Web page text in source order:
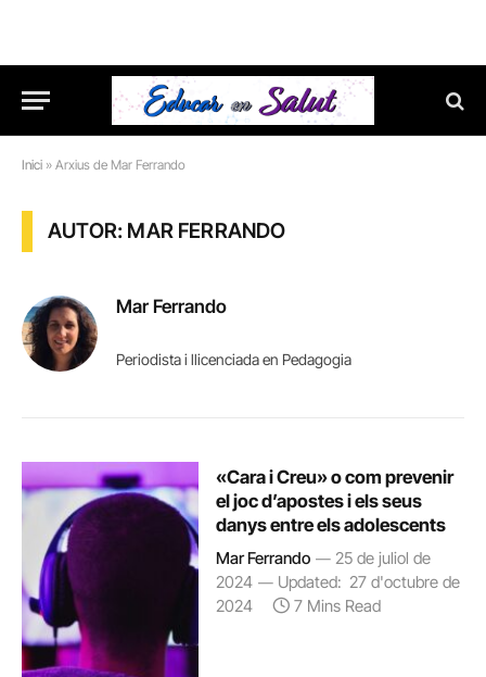
Inici » Arxius de Mar Ferrando
AUTOR: MAR FERRANDO
Mar Ferrando
Periodista i llicenciada en Pedagogia
«Cara i Creu» o com prevenir
el joc d’apostes i els seus
danys entre els adolescents
Mar Ferrando
25 de juliol de
2024
Updated: 27 d'octubre de
2024
7 Mins Read